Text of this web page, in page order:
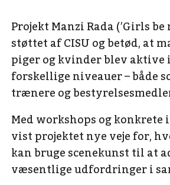
Projekt Manzi Rada (’Girls be
støttet af CISU og betød, at
piger og kvinder blev aktive
forskellige niveauer – både
trænere og
Med workshops og
vist projektet nye veje for,
kan bruge scenekunst til at
væsentlige udfordringer i